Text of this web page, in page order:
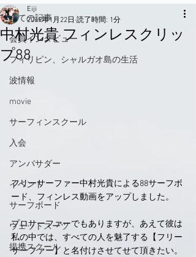
全ての記事
会員インタビュー
フィリピン、シャルガオ島の生活
波情報
movie
サーフィンスクール
入会
アンバサダー
イベント
サーフボード
ウェットスーツ
提携スクール
中村光貴 フィンレスクリッ
プ88
Eiji
2019年1月22日 読了時間: 1分
フリーサーファー中村光貴による88サーフボ
ード、フィンレス動画をアップしました。
プロサーファーでもありますが、あえて彼は
私の中では、すべての人を魅了する【フリー
サーファー】と名付けさせてせて頂きたい。